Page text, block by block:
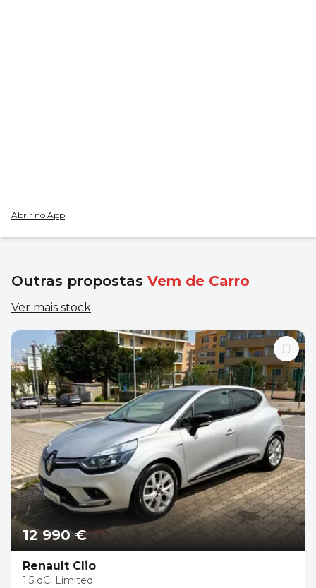
Abrir no App
Outras propostas Vem de Carro
Ver mais stock
12 990 €
Renault Clio
1.5 dCi Limited